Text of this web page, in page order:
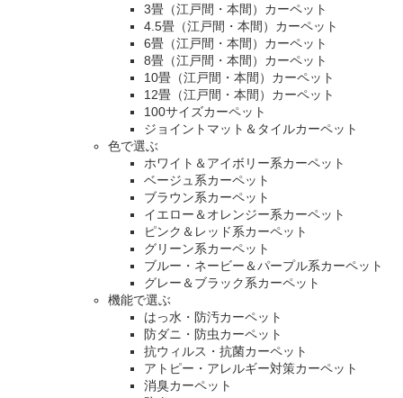
3畳（江戸間・本間）カーペット
4.5畳（江戸間・本間）カーペット
6畳（江戸間・本間）カーペット
8畳（江戸間・本間）カーペット
10畳（江戸間・本間）カーペット
12畳（江戸間・本間）カーペット
100サイズカーペット
ジョイントマット＆タイルカーペット
色で選ぶ
ホワイト＆アイボリー系カーペット
ベージュ系カーペット
ブラウン系カーペット
イエロー＆オレンジー系カーペット
ピンク＆レッド系カーペット
グリーン系カーペット
ブルー・ネービー＆パープル系カーペット
グレー＆ブラック系カーペット
機能で選ぶ
はっ水・防汚カーペット
防ダニ・防虫カーペット
抗ウィルス・抗菌カーペット
アトピー・アレルギー対策カーペット
消臭カーペット